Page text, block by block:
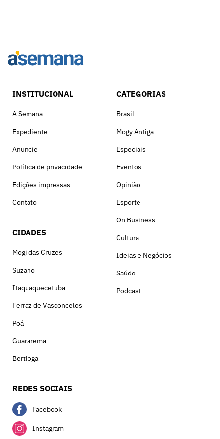
INSTITUCIONAL
A Semana
Expediente
Anuncie
Política de privacidade
Edições impressas
Contato
CIDADES
Mogi das Cruzes
Suzano
Itaquaquecetuba
Ferraz de Vasconcelos
Poá
Guararema
Bertioga
CATEGORIAS
Brasil
Mogy Antiga
Especiais
Eventos
Opinião
Esporte
On Business
Cultura
Ideias e Negócios
Saúde
Podcast
REDES SOCIAIS
Facebook
Instagram